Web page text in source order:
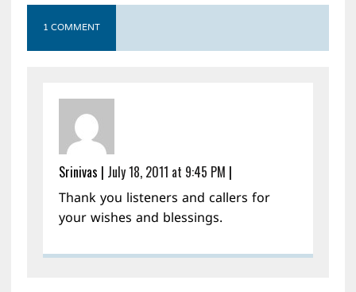
1 COMMENT
Srinivas | July 18, 2011 at 9:45 PM |
Thank you listeners and callers for
your wishes and blessings.